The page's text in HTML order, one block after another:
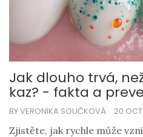
Jak dlouho trvá,
kaz? - fakta a
mezizubním
BY VERONIKA SOUČKOVÁ 20
Zjistěte, jak rychle může